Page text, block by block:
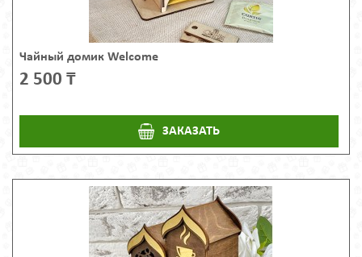
Чайный домик Welcome
2 500 ₸
ЗАКАЗАТЬ